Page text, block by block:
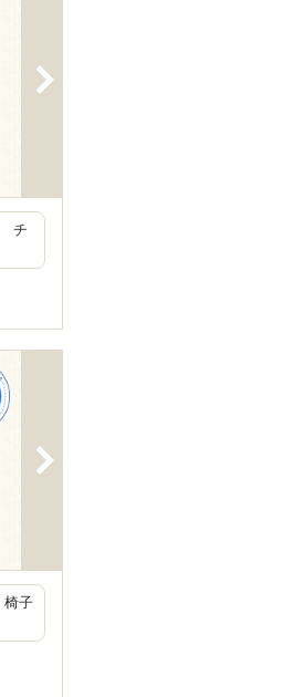
チ
椅子